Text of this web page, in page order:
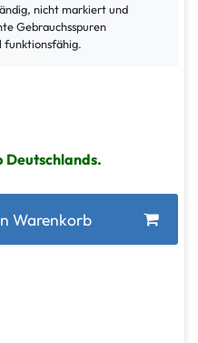
nicht markiert und
Gebrauchsspuren
funktionsfähig.
Warenkorb